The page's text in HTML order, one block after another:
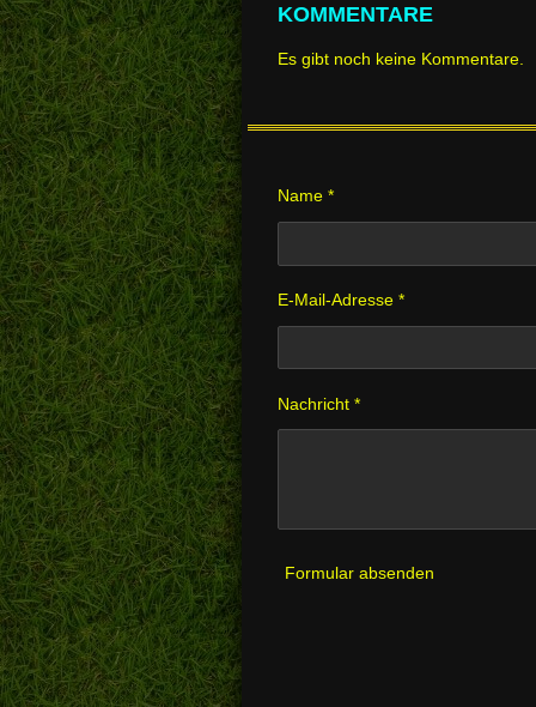
KOMMENTARE
Es gibt noch keine Kommentare.
Name *
E-Mail-Adresse *
Nachricht *
Formular absenden